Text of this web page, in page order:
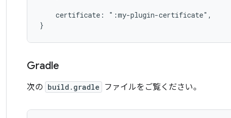
    certificate: ":my-plugin-certificate",
}
Gradle
次の build.gradle ファイルをご覧ください。